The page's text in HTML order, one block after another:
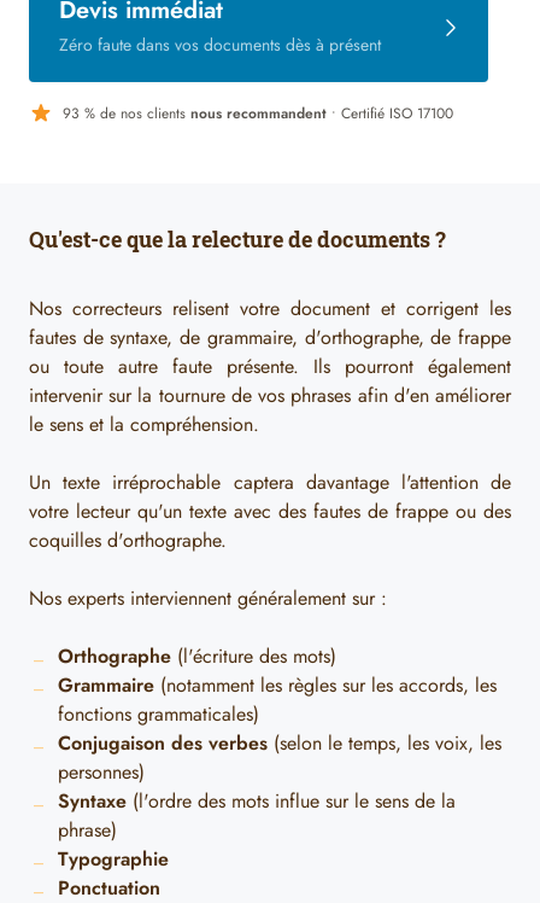
Devis immédiat
Zéro faute dans vos documents dès à présent
93 % de nos clients nous recommandent • Certifié ISO 17100
Qu'est-ce que la relecture de documents ?
Nos correcteurs relisent votre document et corrigent les
fautes de syntaxe, de grammaire, d'orthographe, de frappe
ou toute autre faute présente. Ils pourront également
intervenir sur la tournure de vos phrases afin d'en améliorer
le sens et la compréhension.
Un texte irréprochable captera davantage l'attention de
votre lecteur qu'un texte avec des fautes de frappe ou des
coquilles d'orthographe.
Nos experts interviennent généralement sur :
Orthographe (l'écriture des mots)
Grammaire (notamment les règles sur les accords, les
fonctions grammaticales)
Conjugaison des verbes (selon le temps, les voix, les
personnes)
Syntaxe (l'ordre des mots influe sur le sens de la
phrase)
Typographie
Ponctuation